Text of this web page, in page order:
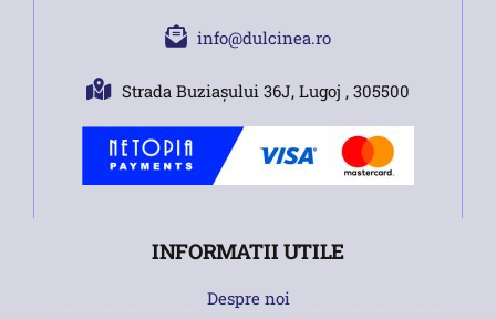
info@dulcinea.ro
Strada Buziașului 36J, Lugoj , 305500
INFORMATII UTILE
Despre noi